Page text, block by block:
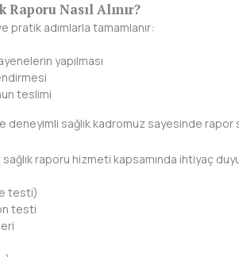
Raporu Nasıl Alınır?
pratik adımlarla tamamlanır:
yapılması
teslimi
deneyimli sağlık kadromuz sayesinde
sağlık raporu hizmeti kapsamında ihtiyaç
testi)
testi